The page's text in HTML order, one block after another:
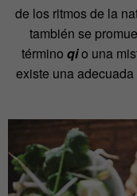
de los ritmos de la
también se
término qio una
existe una